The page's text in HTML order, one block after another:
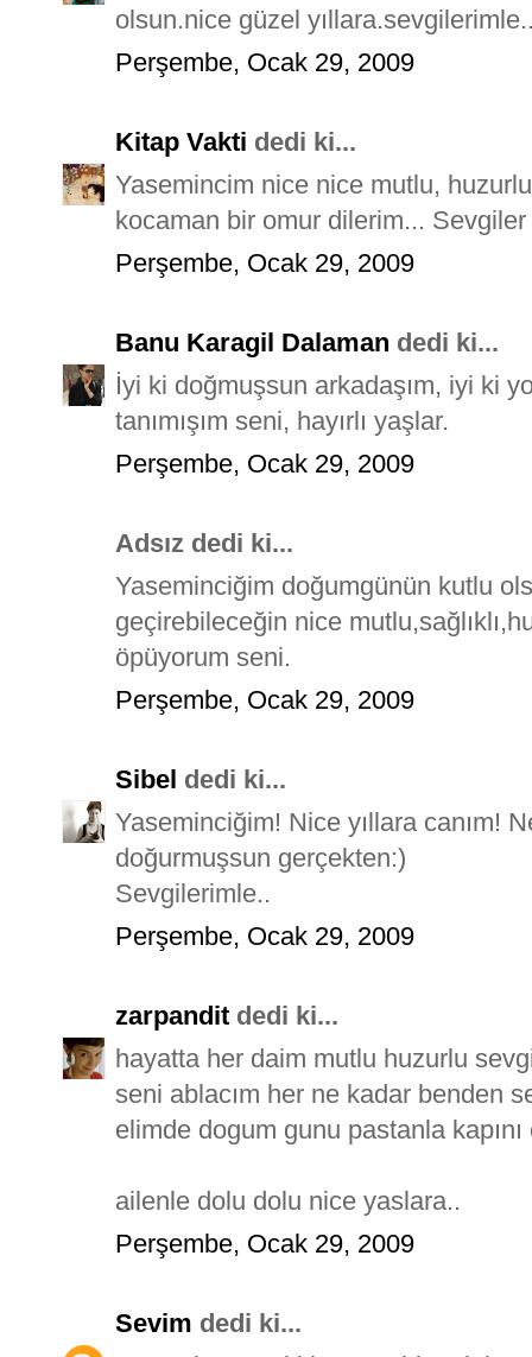
olsun.nice güzel
Perşembe, Ocak 29, 2009
Kitap Vakti dedi ki...
Yasemincim nice nice mutlu,
kocaman bir omur dilerim... Sevgiler
Perşembe, Ocak 29, 2009
Banu Karagil Dalaman dedi ki...
İyi ki doğmuşsun arkadaşım, iyi ki
tanımışım seni, hayırlı yaşlar.
Perşembe, Ocak 29, 2009
Adsız dedi ki...
Yaseminciğim doğumgünün kutlu
geçirebileceğin nice
öpüyorum seni.
Perşembe, Ocak 29, 2009
Sibel dedi ki...
Yaseminciğim! Nice yıllara canım!
doğurmuşsun gerçekten:)
Sevgilerimle..
Perşembe, Ocak 29, 2009
zarpandit dedi ki...
hayatta her daim mutlu huzurlu
seni ablacım her ne kadar benden
elimde dogum gunu pastanla
ailenle dolu dolu nice yaslara..
Perşembe, Ocak 29, 2009
Sevim dedi ki...